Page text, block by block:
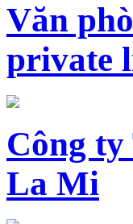
Văn
private
Công
La Mi